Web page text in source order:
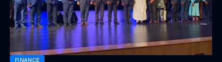
FINANCE